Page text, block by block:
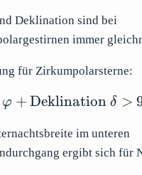
Deklination sind bei
immer
für Zirkumpolarsterne:
}
>
φ + Deklinationδ >
im unteren
ergibt sich für